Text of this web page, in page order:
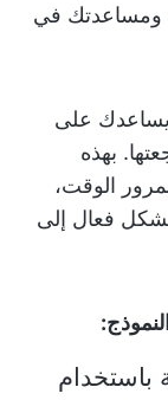
ومساعدتك في
على
بهذه
الوقت،
بشكل فعال إلى
باستخدام